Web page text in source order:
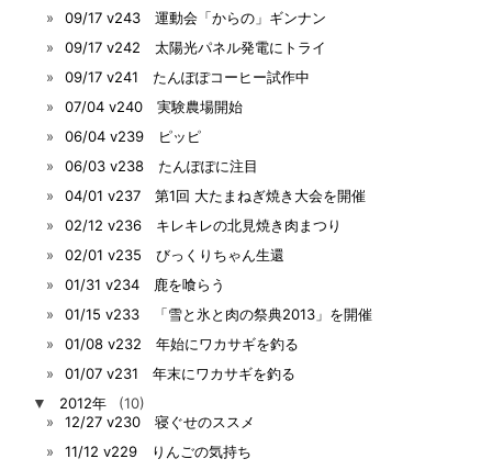
09/17 v243 運動会「からの」ギンナン
09/17 v242 太陽光パネル発電にトライ
09/17 v241 たんぽぽコーヒー試作中
07/04 v240 実験農場開始
06/04 v239 ピッピ
06/03 v238 たんぽぽに注目
04/01 v237 第1回 大たまねぎ焼き大会を開催
02/12 v236 キレキレの北見焼き肉まつり
02/01 v235 びっくりちゃん生還
01/31 v234 鹿を喰らう
01/15 v233 「雪と氷と肉の祭典2013」を開催
01/08 v232 年始にワカサギを釣る
01/07 v231 年末にワカサギを釣る
▼
2012年
(10)
12/27 v230 寝ぐせのススメ
11/12 v229 りんごの気持ち